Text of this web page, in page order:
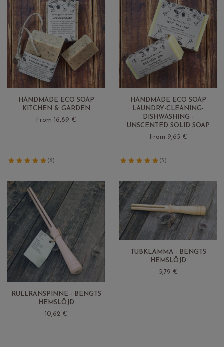
HANDMADE ECO SOAP
KITCHEN & GARDEN
From 16,89 €
(8)
HANDMADE ECO SOAP
LAUNDRY-CLEANING-
DISHWASHING -
UNSCENTED SOLID SOAP
From 9,65 €
(3)
RULLRÅNSPINNE - BENGTS
HEMSLÖJD
10,62 €
TUBKLÄMMA - BENGTS
HEMSLÖJD
5,79 €